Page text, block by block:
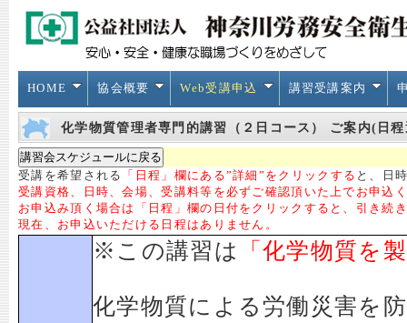
HOME 協会概要 Web受講申込 講習受講案内
化学物質管理者専門的講習（２日コース） ご案内(日
受講を希望される 「日程」欄にある”詳細”をクリックする と、日
受講資格、日時、会場、受講料等を必ずご確認頂いた上でお申込
お申込み頂く場合は「日程」欄の日付をクリックすると、引き続
現在、お申込いただける日程はありません。
※この講習は 「化学物質を
化学物質による労働災害を